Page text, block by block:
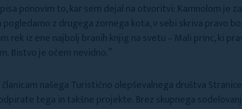
ponovim to, kar sem dejal na otvoritvi: Kamnolom je
pogledamo z drugega zornega kota, v sebi skriva pravo
rek iz ene najbolj branih knjig na svetu – Mali princ, ki
Bistvo je očem nevidno.”
našega Turistično olepševalnega društva
tega in takšne projekte. Brez skupnega